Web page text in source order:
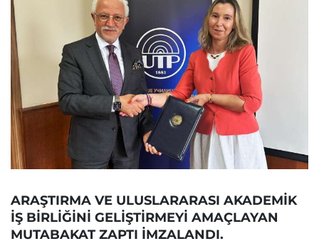
ARAŞTIRMA VE ULUSLARARASI AKADEMİK
İŞ BİRLİĞİNİ GELİŞTİRMEYİ AMAÇLAYAN
MUTABAKAT ZAPTI İMZALANDI.